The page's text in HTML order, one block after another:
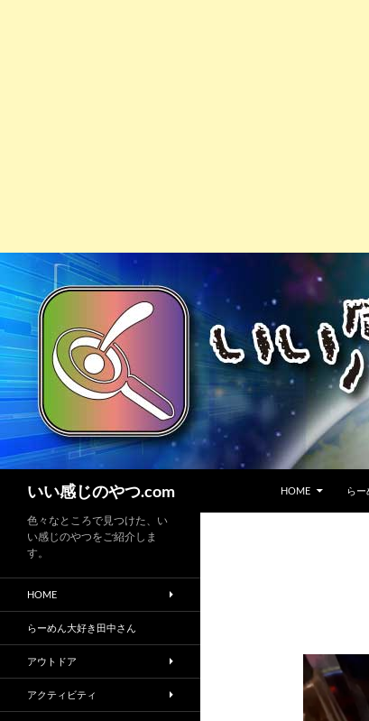
いい感じのやつ.com
HOME
ら
色々なところで見つけた、い
い感じのやつをご紹介しま
す。
HOME
らーめん大好き田中さん
アウトドア
アクティビティ